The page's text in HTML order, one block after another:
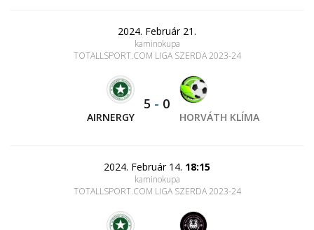
2024. Február 21.
kaminokupa
TOTALLSPORT.COM LIGA SZERDA 2023-24
AIRNERGY
5 - 0
HORVÁTH KLÍMA
2024. Február 14. 18:15
kaminokupa
TOTALLSPORT.COM LIGA SZERDA 2023-24